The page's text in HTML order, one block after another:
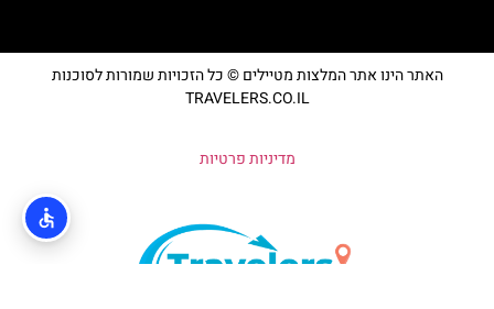
האתר הינו אתר המלצות מטיילים © כל הזכויות שמורות לסוכנות
TRAVELERS.CO.IL
מדיניות פרטיות